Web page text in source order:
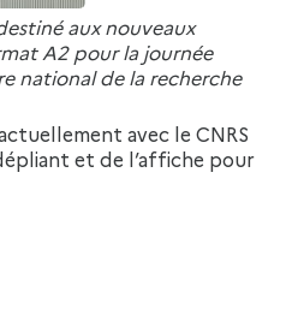
aux nouveaux
A2 pour la journée
national de la recherche
avec le CNRS
et de l’affiche pour